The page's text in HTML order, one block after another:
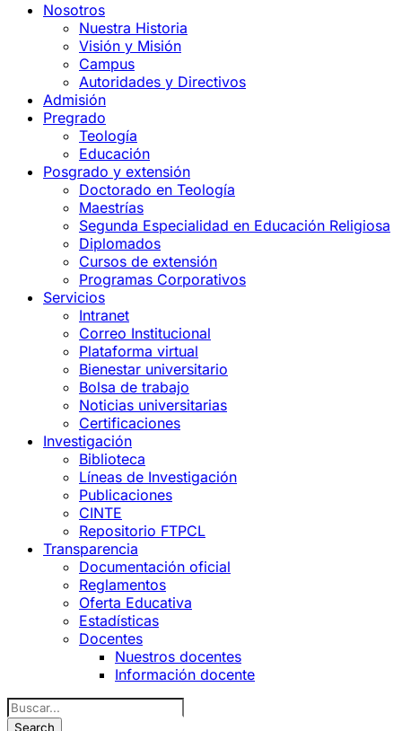
Nosotros
Nuestra Historia
Visión y Misión
Campus
Autoridades y Directivos
Admisión
Pregrado
Teología
Educación
Posgrado y extensión
Doctorado en Teología
Maestrías
Segunda Especialidad en Educación Religiosa
Diplomados
Cursos de extensión
Programas Corporativos
Servicios
Intranet
Correo Institucional
Plataforma virtual
Bienestar universitario
Bolsa de trabajo
Noticias universitarias
Certificaciones
Investigación
Biblioteca
Líneas de Investigación
Publicaciones
CINTE
Repositorio FTPCL
Transparencia
Documentación oficial
Reglamentos
Oferta Educativa
Estadísticas
Docentes
Nuestros docentes
Información docente